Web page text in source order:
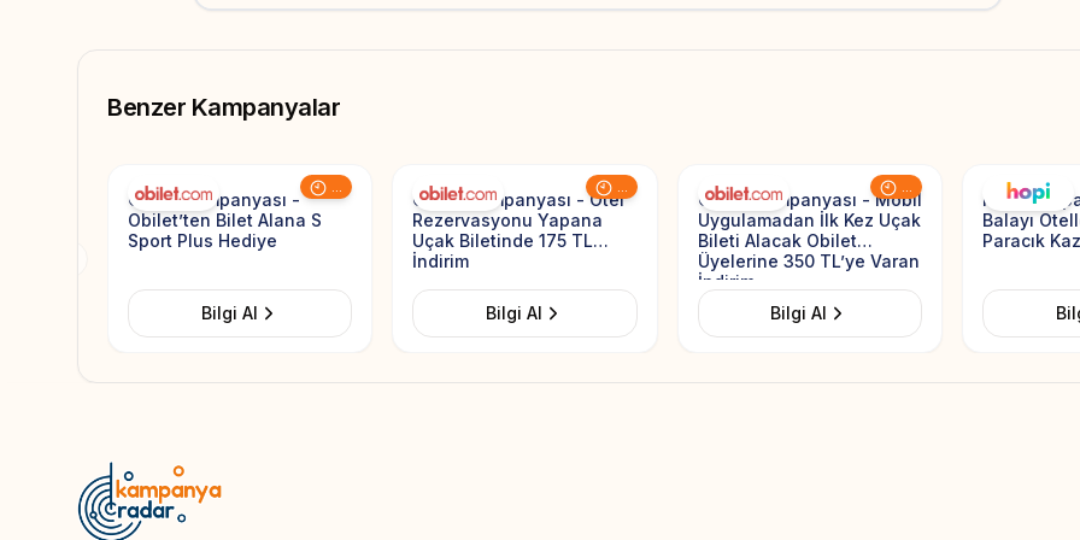
Benzer Kampanyalar
...
Obilet Kampanyası -
Obilet’ten Bilet Alana S
Sport Plus Hediye
Bilgi Al
...
Obilet Kampanyası - Otel
Rezervasyonu Yapana
Uçak Biletinde 175 TL
İndirim
Bilgi Al
...
Obilet Kampanyası - Mobil
Uygulamadan İlk Kez Uçak
Bileti Alacak Obilet
Üyelerine 350 TL’ye Varan
İndirim
Bilgi Al
Hopi
Balayı
Paracık